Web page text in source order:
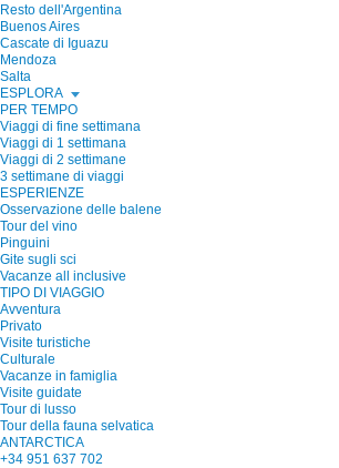
Resto dell'Argentina
Buenos Aires
Cascate di Iguazu
Mendoza
Salta
ESPLORA
PER TEMPO
Viaggi di fine settimana
Viaggi di 1 settimana
Viaggi di 2 settimane
3 settimane di viaggi
ESPERIENZE
Osservazione delle balene
Tour del vino
Pinguini
Gite sugli sci
Vacanze all inclusive
TIPO DI VIAGGIO
Avventura
Privato
Visite turistiche
Culturale
Vacanze in famiglia
Visite guidate
Tour di lusso
Tour della fauna selvatica
ANTARCTICA
+34 951 637 702